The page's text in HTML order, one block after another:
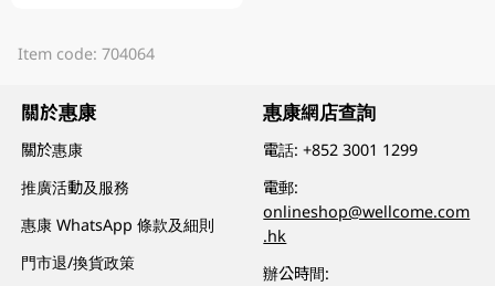
Item code: 704064
關於惠康
關於惠康
推廣活動及服務
惠康 WhatsApp 條款及細則
門市退/換貨政策
惠康網店查詢
電話:+852 3001 1299
電郵:
onlineshop@wellcome.com
.hk
辦公時間: